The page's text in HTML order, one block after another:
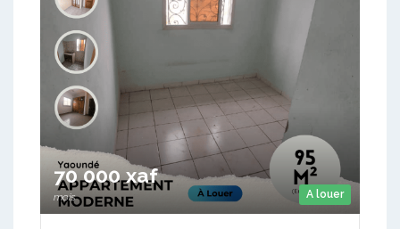
A louer
70 000 xaf
mois